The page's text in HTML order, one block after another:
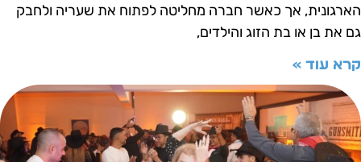
אך כאשר חברה מחליטה לפתוח את שעריה ולחבק
את בן או בת הזוג והילדים,
עוד »